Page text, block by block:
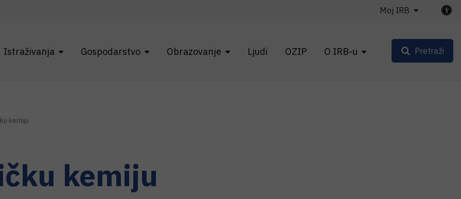
Istraživanja Gospodarstvo Obrazovanje Ljudi OZIP O IRB-u
Moj IRB
Pretraži
kemiju
kemiju